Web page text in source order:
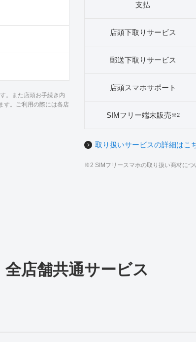
。また店頭お手続き内
す。ご利用の際には各店
支払
店頭下取りサービス
郵送下取りサービス
店頭スマホサポート
SIMフリー端末販売※2
取り扱いサービスの詳細はこ
※2 SIMフリースマホの取り扱い商材につ
全店舗共通サービス